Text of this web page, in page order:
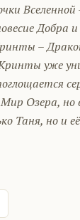
Вселенной
Добра
–
уже
Озера, но
Таня, но и